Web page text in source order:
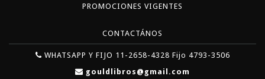
PROMOCIONES VIGENTES
CONTACTÁNOS
WHATSAPP Y FIJO 11-2658-4328 Fijo 4793-3506
gouldlibros@gmail.com